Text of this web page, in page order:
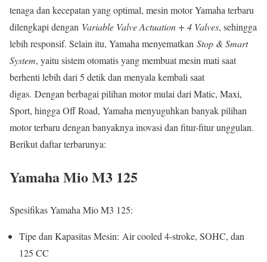
tenaga dan kecepatan yang optimal, mesin motor Yamaha terbaru
dilengkapi dengan Variable Valve Actuation + 4 Valves, sehingga
lebih responsif. Selain itu, Yamaha menyematkan Stop & Smart
System, yaitu sistem otomatis yang membuat mesin mati saat
berhenti lebih dari 5 detik dan menyala kembali saat
digas. Dengan berbagai pilihan motor mulai dari Matic, Maxi,
Sport, hingga Off Road, Yamaha menyuguhkan banyak pilihan
motor terbaru dengan banyaknya inovasi dan fitur-fitur unggulan.
Berikut daftar terbarunya:
Yamaha Mio M3 125
Spesifikas Yamaha Mio M3 125:
Tipe dan Kapasitas Mesin: Air cooled 4-stroke, SOHC, dan
125 CC